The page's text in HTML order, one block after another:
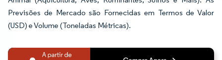
Previsões de Mercado são Fornecidas em Termos de Valor
(USD) e Volume (Toneladas Métricas).